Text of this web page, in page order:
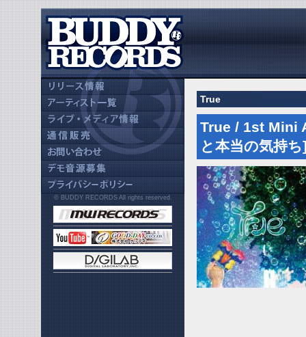
True
True / 1st Mini
と本当の気持
© BUDDY RECORDS All rights reserved.